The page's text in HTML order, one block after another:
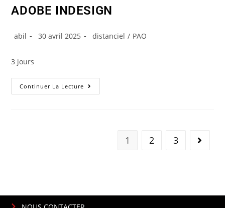
ADOBE INDESIGN
abil 30 avril 2025 distanciel / PAO
3 jours
Continuer La Lecture
1 2 3